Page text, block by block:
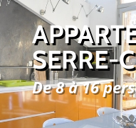
SERRE-
De 8 à 16